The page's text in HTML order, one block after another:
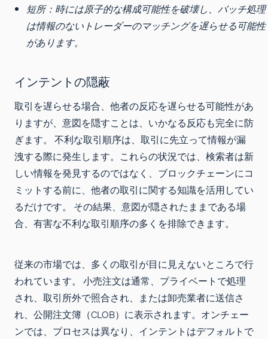
短所： 時には原子的な構成可能性を破壊し、バッチ処理
は情報のないトレーダーのマッチングを遅らせる可能性
があります。
インテントの隠蔽
取引を遅らせる場合、他者の反応を遅らせる可能性があ
りますが、意図を隠すことは、いかなる反応も完全に防
ぎます。 不利な取引順序は、取引に先立って情報が漏
洩する際に発生します。これらの状況では、検索者は新
しい情報を発見するのではなく、ブロックチェーンにコ
ミットする前に、他者の取引に関する知識を活用してい
るだけです。 その結果、意図が隠されたままである場
合、有害な不利な取引順序の多くを排除できます。
従来の市場では、多くの取引が目に見えないところで行
われています。 小売注文は通常、プライベートで処理
され、取引所外で照合され、または卸売業者に送信さ
れ、公開注文簿（CLOB）に表示されます。オンチェー
ンでは、プロセスは異なり、インテントはデフォルトで